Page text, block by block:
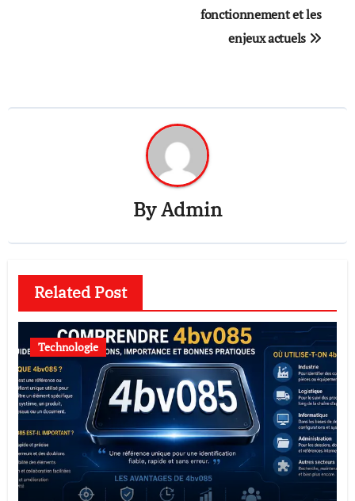
fonctionnement et les
enjeux actuels
ByAdmin
Related Post
Technologie